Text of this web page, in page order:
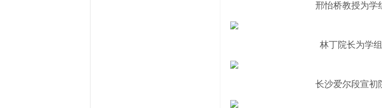
邢怡桥教授为学
林丁院长为学
长沙爱尔段宣初